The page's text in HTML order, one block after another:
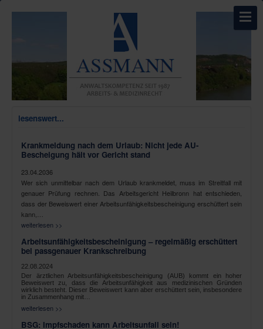
lesenswert...
Krankmeldung nach dem Urlaub: Nicht jede AU-
Bescheigung hält vor Gericht stand
23.04.2036
Wer sich unmittelbar nach dem Urlaub krankmeldet, muss im Streitfall mit
genauer Prüfung rechnen. Das Arbeitsgericht Heilbronn hat entschieden,
dass der Beweiswert einer Arbeitsunfähigkeitsbescheinigung erschüttert sein
kann,…
weiterlesen >>
Arbeitsunfähigkeitsbescheinigung – regelmäßig erschüttert
bei passgenauer Krankschreibung
22.08.2024
Der ärztlichen Arbeitsunfähigkeitsbescheinigung (AUB) kommt ein hoher
Beweiswert zu, dass die Arbeitsunfähigkeit aus medizinischen Gründen
wirklich besteht. Dieser Beweiswert kann aber erschüttert sein, insbesondere
in Zusammenhang mit…
weiterlesen >>
BSG: Impfschaden kann Arbeitsunfall sein!